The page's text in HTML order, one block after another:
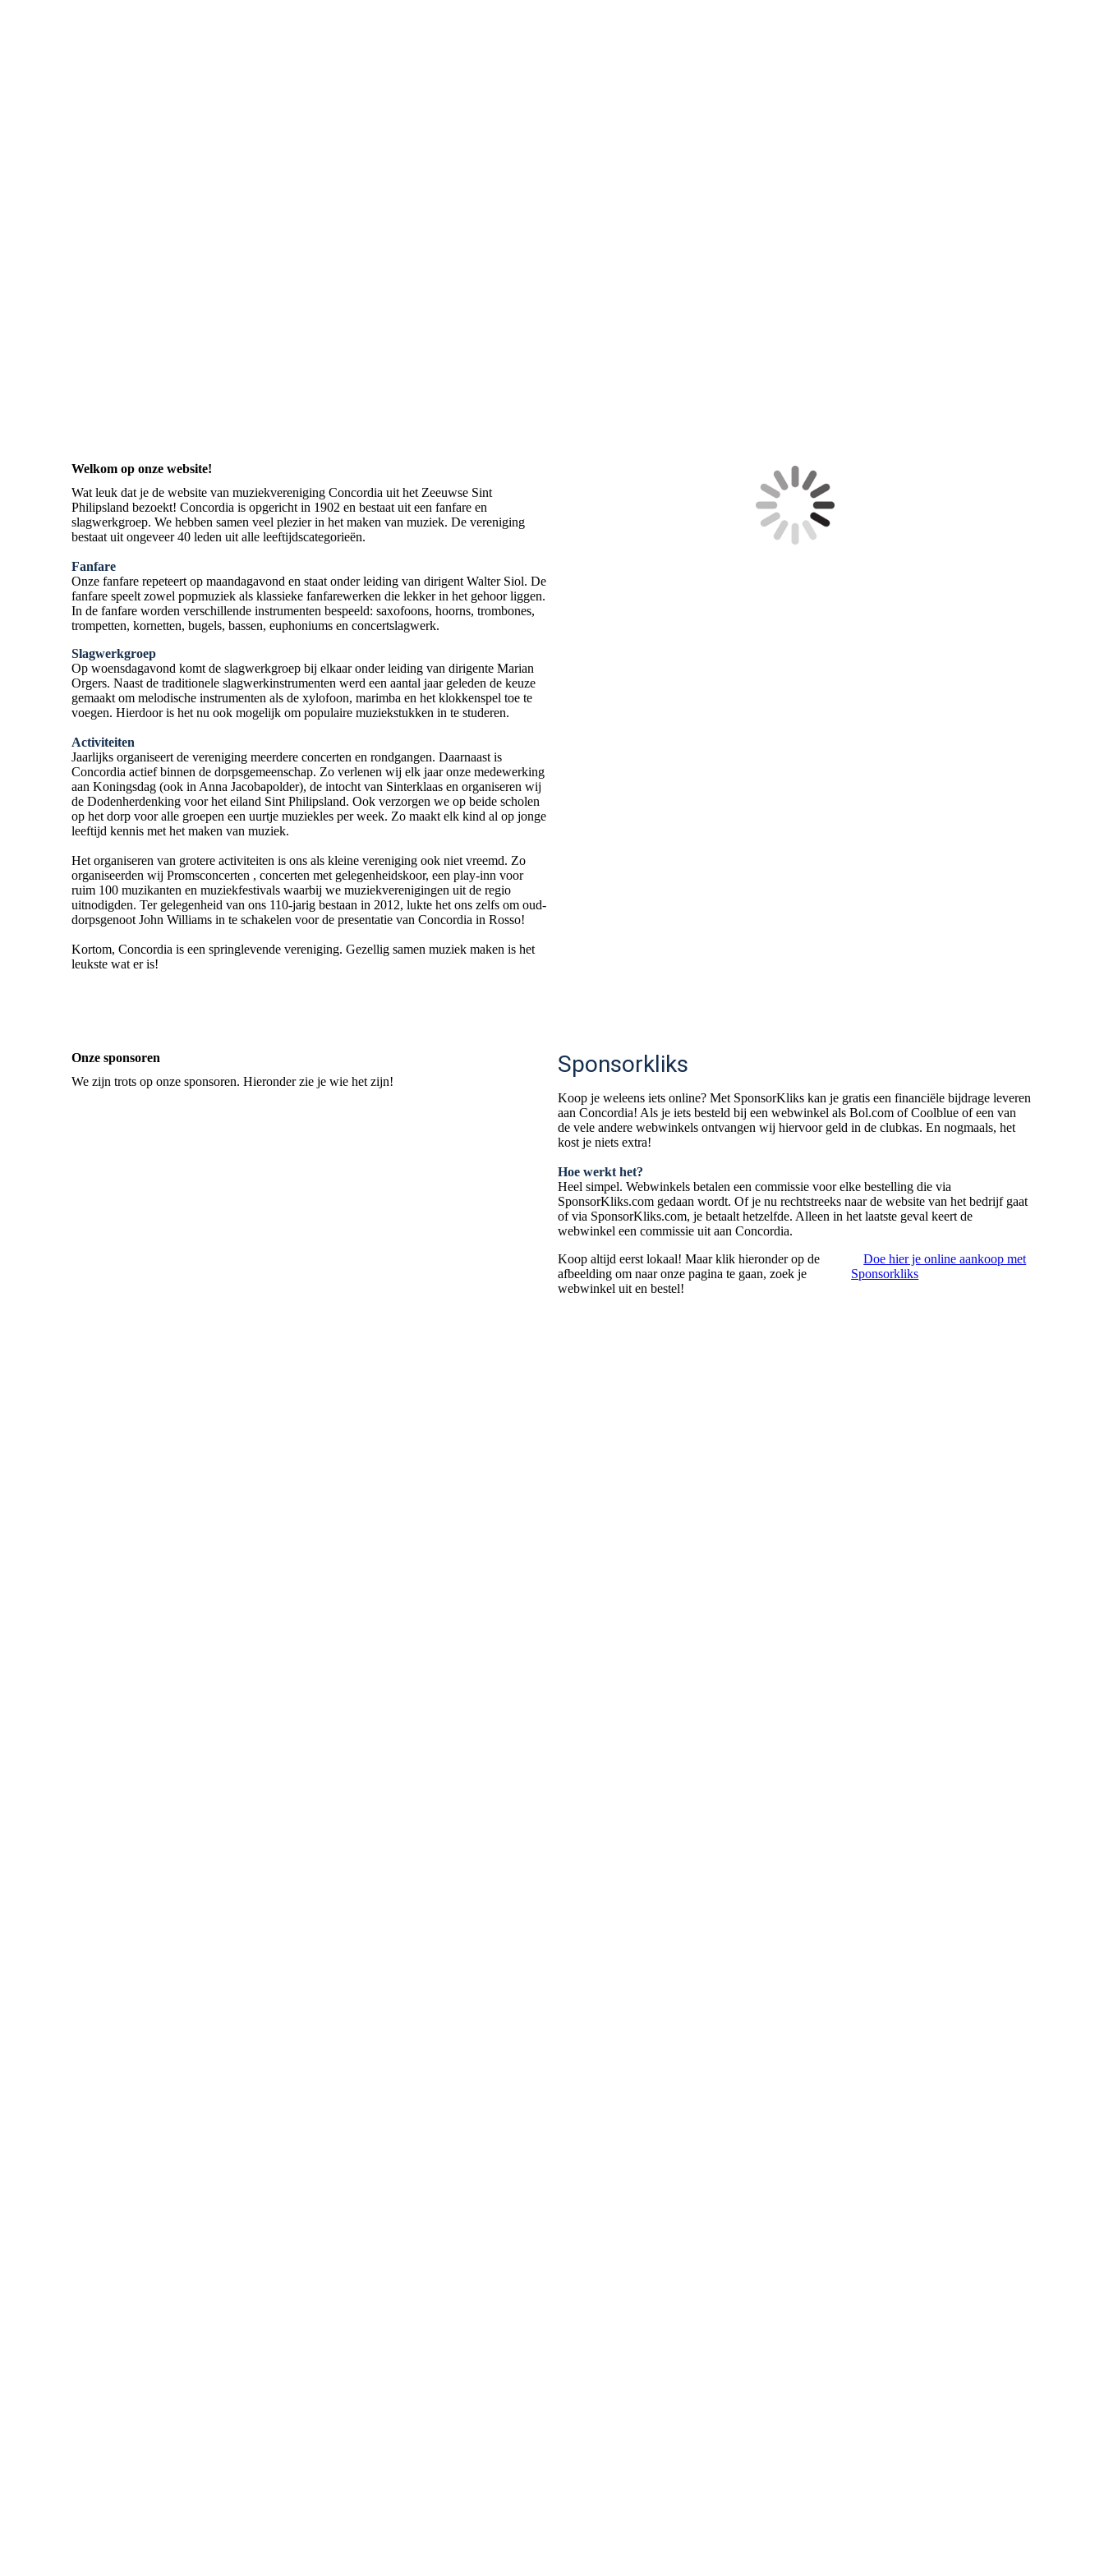
Welkom op onze website!
Wat leuk dat je de website van muziekvereniging Concordia uit het Zeeuwse Sint
Philipsland bezoekt! Concordia is opgericht in 1902 en bestaat uit een fanfare en
slagwerkgroep. We hebben samen veel plezier in het maken van muziek. De vereniging
bestaat uit ongeveer 40 leden uit alle leeftijdscategorieën.
Fanfare
Onze fanfare repeteert op maandagavond en staat onder leiding van dirigent Walter Siol. De
fanfare speelt zowel popmuziek als klassieke fanfarewerken die lekker in het gehoor liggen.
In de fanfare worden verschillende instrumenten bespeeld: saxofoons, hoorns, trombones,
trompetten, kornetten, bugels, bassen, euphoniums en concertslagwerk.
Slagwerkgroep
Op woensdagavond komt de slagwerkgroep bij elkaar onder leiding van dirigente Marian
Orgers. Naast de traditionele slagwerkinstrumenten werd een aantal jaar geleden de keuze
gemaakt om melodische instrumenten als de xylofoon, marimba en het klokkenspel toe te
voegen. Hierdoor is het nu ook mogelijk om populaire muziekstukken in te studeren.
Activiteiten
Jaarlijks organiseert de vereniging meerdere concerten en rondgangen. Daarnaast is
Concordia actief binnen de dorpsgemeenschap. Zo verlenen wij elk jaar onze medewerking
aan Koningsdag (ook in Anna Jacobapolder), de intocht van Sinterklaas en organiseren wij
de Dodenherdenking voor het eiland Sint Philipsland. Ook verzorgen we op beide scholen
op het dorp voor alle groepen een uurtje muziekles per week. Zo maakt elk kind al op jonge
leeftijd kennis met het maken van muziek.
Het organiseren van grotere activiteiten is ons als kleine vereniging ook niet vreemd. Zo
organiseerden wij Promsconcerten , concerten met gelegenheidskoor, een play-inn voor
ruim 100 muzikanten en muziekfestivals waarbij we muziekverenigingen uit de regio
uitnodigden. Ter gelegenheid van ons 110-jarig bestaan in 2012, lukte het ons zelfs om oud-
dorpsgenoot John Williams in te schakelen voor de presentatie van Concordia in Rosso!
Kortom, Concordia is een springlevende vereniging. Gezellig samen muziek maken is het
leukste wat er is!
Onze sponsoren
We zijn trots op onze sponsoren. Hieronder zie je wie het zijn!
Sponsorkliks
Koop je weleens iets online? Met SponsorKliks kan je gratis een financiële bijdrage leveren
aan Concordia! Als je iets besteld bij een webwinkel als Bol.com of Coolblue of een van
de vele andere webwinkels ontvangen wij hiervoor geld in de clubkas. En nogmaals, het
kost je niets extra!
Hoe werkt het?
Heel simpel. Webwinkels betalen een commissie voor elke bestelling die via
SponsorKliks.com gedaan wordt. Of je nu rechtstreeks naar de website van het bedrijf gaat
of via SponsorKliks.com, je betaalt hetzelfde. Alleen in het laatste geval keert de
webwinkel een commissie uit aan Concordia.
Doe hier je online aankoop met
Sponsorkliks
Koop altijd eerst lokaal! Maar klik hieronder op de
afbeelding om naar onze pagina te gaan, zoek je
webwinkel uit en bestel!